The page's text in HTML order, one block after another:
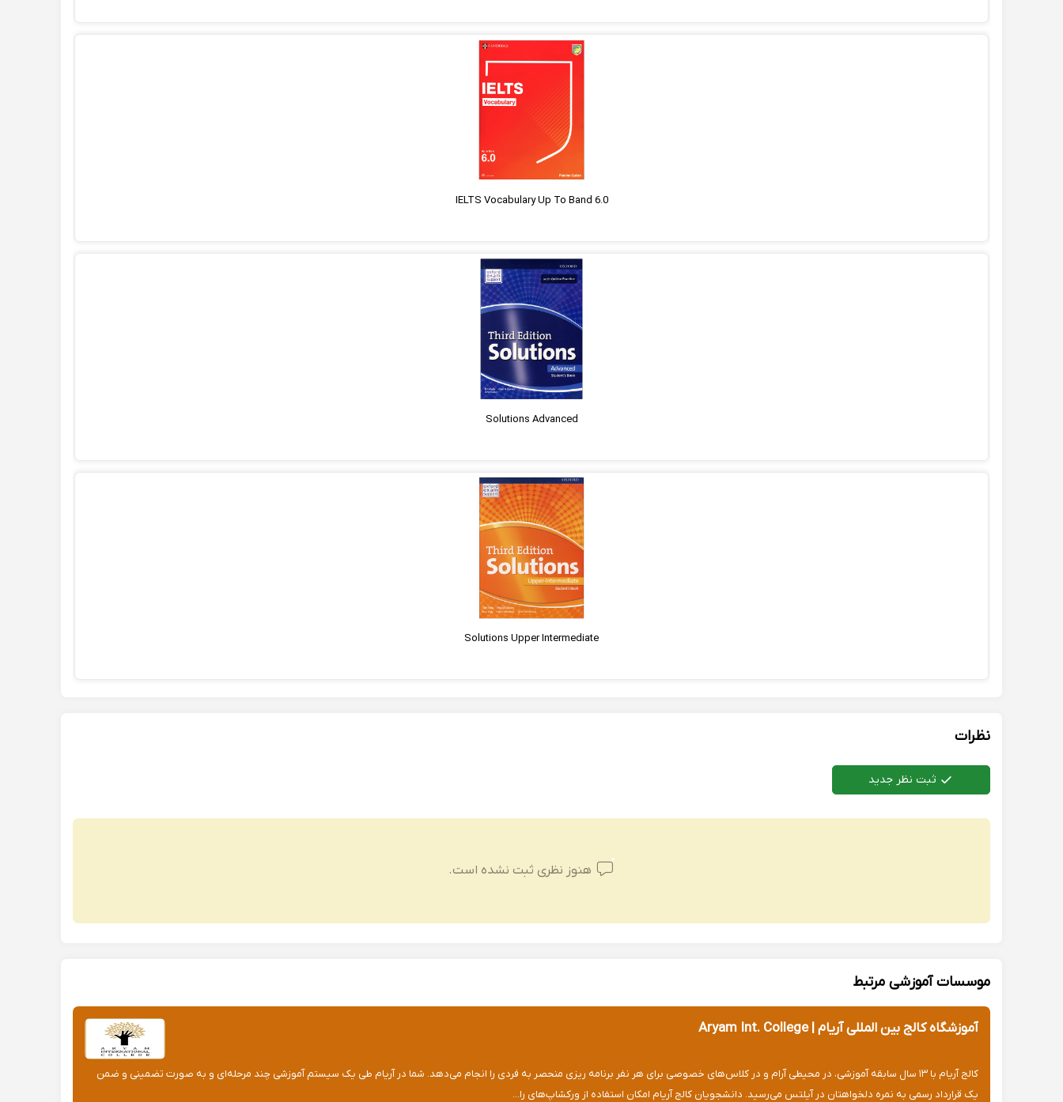
IELTS Vocabulary Up To Band 6.0
Solutions Advanced
Solutions Upper Intermediate
نظرات
ثبت نظر جدید
هنوز نظری ثبت نشده است.
موسسات آموزشی مرتبط
آموزشگاه کالج بین المللی آریام | Aryam Int. College
کالج آریام با ۱۳ سال سابقه آموزشی، در محیطی آرام و در کلاس‌های خصوصی برای هر نفر برنامه ریزی منحصر به فردی را انجام می‌دهد. شما در آریام طی یک سیستم آموزشی چند مرحله‌ای و به‌ صورت تضمینی و ضمن
یک قرارداد رسمی به نمره دلخواهتان در آیلتس می‌رسید. دانشجویان کالج آریام امکان استفاده از ورکشاپ‌های را...